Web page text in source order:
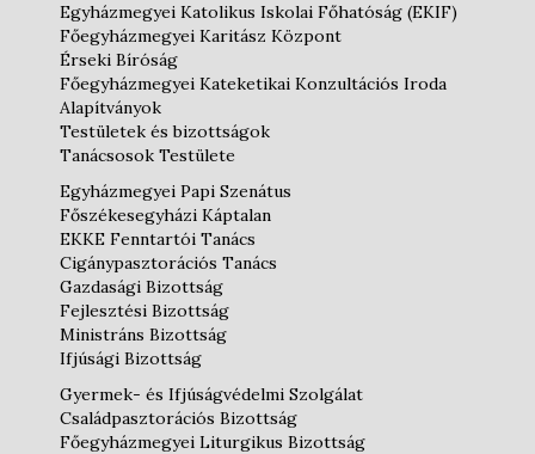
Egyházmegyei Katolikus Iskolai Főhatóság (EKIF)
Főegyházmegyei Karitász Központ
Érseki Bíróság
Főegyházmegyei Kateketikai Konzultációs Iroda
Alapítványok
Testületek és bizottságok
Tanácsosok Testülete
Egyházmegyei Papi Szenátus
Főszékesegyházi Káptalan
EKKE Fenntartói Tanács
Cigánypasztorációs Tanács
Gazdasági Bizottság
Fejlesztési Bizottság
Ministráns Bizottság
Ifjúsági Bizottság
Gyermek- és Ifjúságvédelmi Szolgálat
Családpasztorációs Bizottság
Főegyházmegyei Liturgikus Bizottság